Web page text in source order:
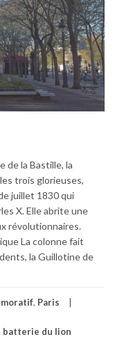
de la Bastille, la
trois glorieuses,
juillet 1830 qui
X. Elle abrite une
révolutionnaires.
La colonne fait
la Guillotine de
, Paris
batterie du lion